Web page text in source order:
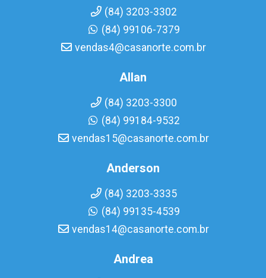
(84) 3203-3302
(84) 99106-7379
vendas4@casanorte.com.br
Allan
(84) 3203-3300
(84) 99184-9532
vendas15@casanorte.com.br
Anderson
(84) 3203-3335
(84) 99135-4539
vendas14@casanorte.com.br
Andrea